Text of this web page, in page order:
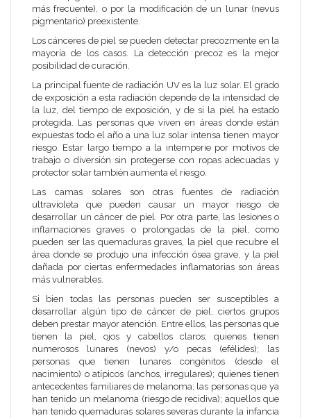
más frecuente), o por la modificación de un lunar (nevus
pigmentario) preexistente.
Los cánceres de piel se pueden detectar precozmente en la
mayoría de los casos. La detección precoz es la mejor
posibilidad de curación.
La principal fuente de radiación UV es la luz solar. El grado
de exposición a esta radiación depende de la intensidad de
la luz, del tiempo de exposición, y de si la piel ha estado
protegida. Las personas que viven en áreas donde están
expuestas todo el año a una luz solar intensa tienen mayor
riesgo. Estar largo tiempo a la intemperie por motivos de
trabajo o diversión sin protegerse con ropas adecuadas y
protector solar también aumenta el riesgo.
Las camas solares son otras fuentes de radiación
ultravioleta que pueden causar un mayor riesgo de
desarrollar un cáncer de piel. Por otra parte, las lesiones o
inflamaciones graves o prolongadas de la piel, como
pueden ser las quemaduras graves, la piel que recubre el
área donde se produjo una infección ósea grave, y la piel
dañada por ciertas enfermedades inflamatorias son áreas
más vulnerables.
Si bien todas las personas pueden ser susceptibles a
desarrollar algún tipo de cáncer de piel, ciertos grupos
deben prestar mayor atención. Entre ellos, las personas que
tienen la piel, ojos y cabellos claros; quienes tienen
numerosos lunares (nevos) y/o pecas (efélides); las
personas que tienen lunares congénitos (desde el
nacimiento) o atípicos (anchos, irregulares); quienes tienen
antecedentes familiares de melanoma; las personas que ya
han tenido un melanoma (riesgo de recidiva); aquellos que
han tenido quemaduras solares severas durante la infancia